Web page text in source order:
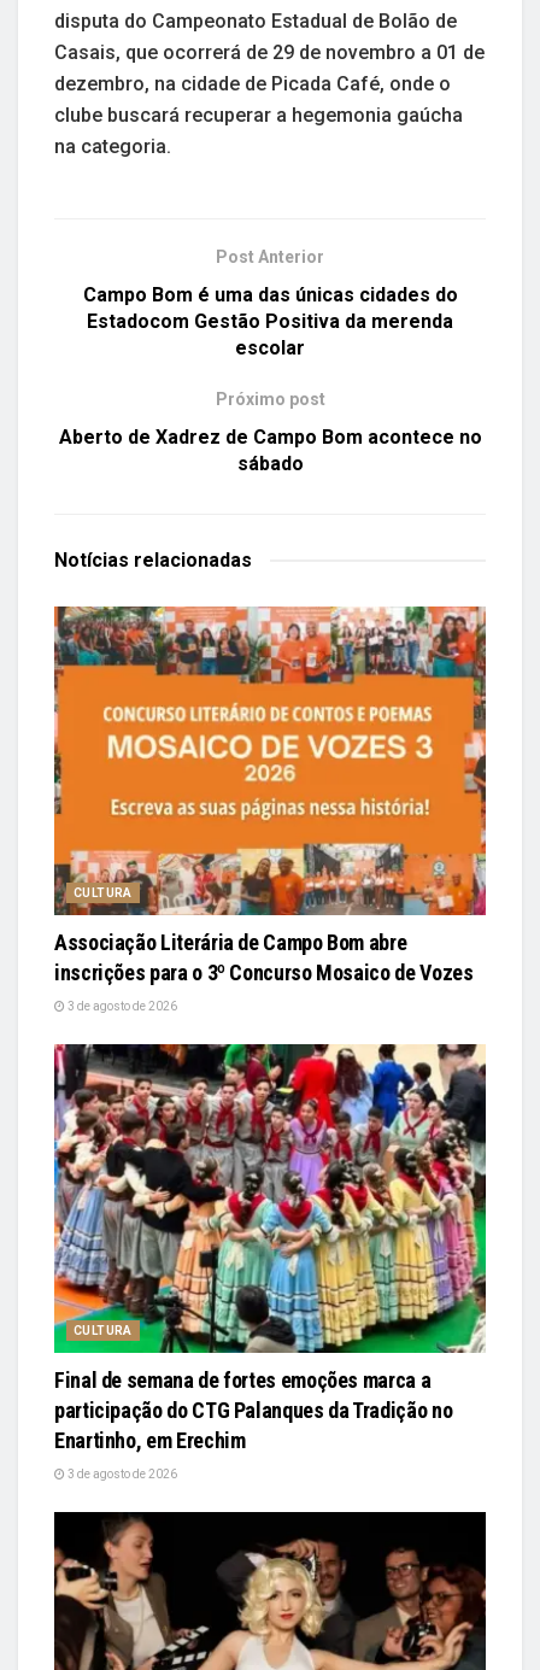
disputa do Campeonato Estadual de Bolão de
Casais, que ocorrerá de 29 de novembro a 01 de
dezembro, na cidade de Picada Café, onde o
clube buscará recuperar a hegemonia gaúcha
na categoria.
Post Anterior
Campo Bom é uma das únicas cidades do
Estadocom Gestão Positiva da merenda
escolar
Próximo post
Aberto de Xadrez de Campo Bom acontece no
sábado
Notícias relacionadas
CULTURA
Associação Literária de Campo Bom abre
inscrições para o 3º Concurso Mosaico de Vozes
3 de agosto de 2026
CULTURA
Final de semana de fortes emoções marca a
participação do CTG Palanques da Tradição no
Enartinho, em Erechim
3 de agosto de 2026